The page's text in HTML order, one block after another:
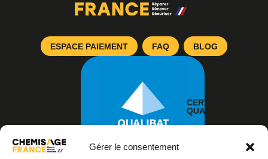
Gérer le consentement
ESPACE PAIEMENT FAQ BLOG
CERTIFICAT
QUALIBAT